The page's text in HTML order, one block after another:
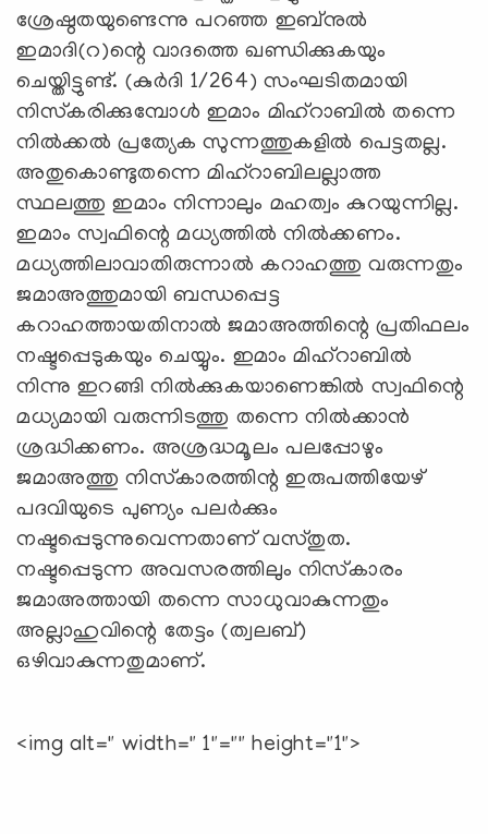
ശ്രേഷ്ഠതയുണ്ടെന്നു പറഞ്ഞ ഇബ്‌നുല്‍
ഇമാദി(റ)ന്റെ വാദത്തെ ഖണ്ഡിക്കുകയും
ചെയ്തിട്ടുണ്ട്. (കുര്‍ദി 1/264) സംഘടിതമായി
നിസ്‌കരിക്കുമ്പോള്‍ ഇമാം മിഹ്‌റാബില്‍ തന്നെ
നില്‍ക്കല്‍ പ്രത്യേക സുന്നത്തുകളില്‍ പെട്ടതല്ല.
അതുകൊണ്ടുതന്നെ മിഹ്‌റാബിലല്ലാത്ത
സ്ഥലത്തു ഇമാം നിന്നാലും മഹത്വം കുറയുന്നില്ല.
ഇമാം സ്വഫിന്റെ മധ്യത്തില്‍ നില്‍ക്കണം.
മധ്യത്തിലാവാതിരുന്നാല്‍ കറാഹത്തു വരുന്നതും
ജമാഅത്തുമായി ബന്ധപ്പെട്ട
കറാഹത്തായതിനാല്‍ ജമാഅത്തിന്റെ പ്രതിഫലം
നഷ്ടപ്പെടുകയും ചെയ്യും. ഇമാം മിഹ്‌റാബില്‍
നിന്നു ഇറങ്ങി നില്‍ക്കുകയാണെങ്കില്‍ സ്വഫിന്റെ
മധ്യമായി വരുന്നിടത്തു തന്നെ നില്‍ക്കാന്‍
ശ്രദ്ധിക്കണം. അശ്രദ്ധമൂലം പലപ്പോഴും
ജമാഅത്തു നിസ്‌കാരത്തിന്റ ഇരുപത്തിയേഴ്
പദവിയുടെ പുണ്യം പലര്‍ക്കും
നഷ്ടപ്പെടുന്നുവെന്നതാണ് വസ്തുത.
നഷ്ടപ്പെടുന്ന അവസരത്തിലും നിസ്‌കാരം
ജമാഅത്തായി തന്നെ സാധുവാകുന്നതും
അല്ലാഹുവിന്റെ തേട്ടം (ത്വലബ്)
ഒഴിവാകുന്നതുമാണ്.
<img alt=" width=" 1"="" height="1">